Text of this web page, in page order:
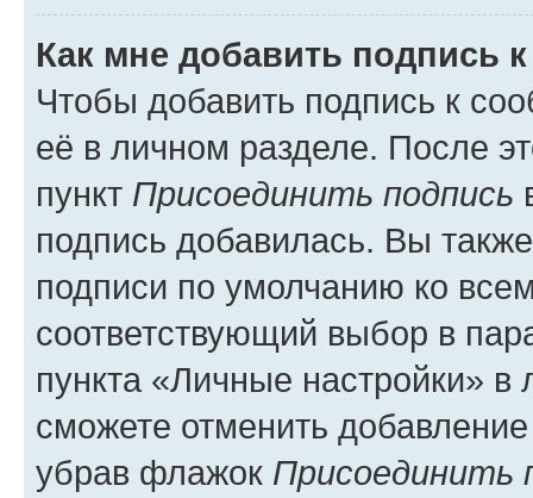
Как мне добавить подпись
Чтобы добавить подпись к
её в личном разделе. После
пункт Присоединить подпись
подпись добавилась. Вы
подписи по умолчанию ко
соответствующий выбор в
пункта «Личные настройки»
сможете отменить
убрав флажок Присоединить